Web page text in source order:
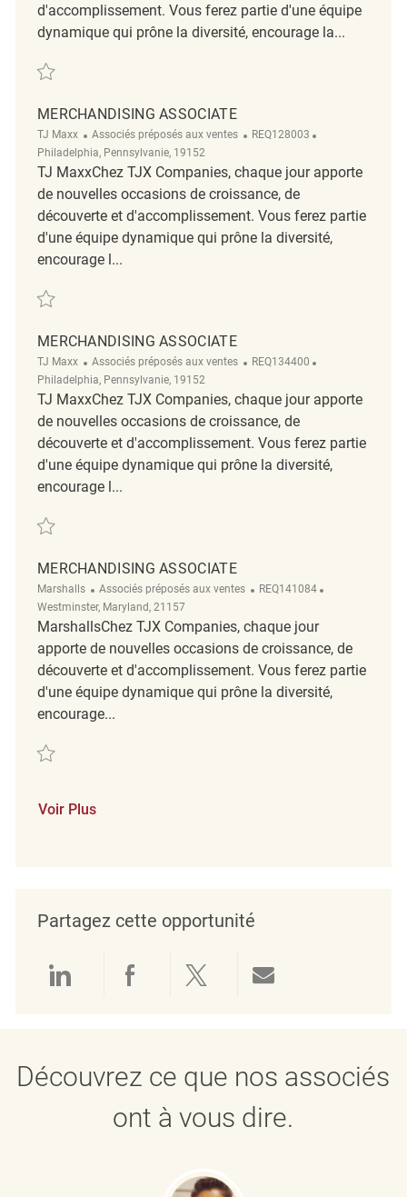
d'accomplissement. Vous ferez partie d'une équipe
dynamique qui prône la diversité, encourage la...
Sauvegarder Merchandise Processing Coordinator Gerrard Square
MERCHANDISING ASSOCIATE
TJ Maxx Catégorie
Associés préposés aux ventes ReqId
REQ128003
Philadelphia, Pennsylvanie, 19152
TJ MaxxChez TJX Companies, chaque jour apporte
de nouvelles occasions de croissance, de
découverte et d'accomplissement. Vous ferez partie
d'une équipe dynamique qui prône la diversité,
encourage l...
Sauvegarder Merchandising Associate REQ128003
MERCHANDISING ASSOCIATE
TJ Maxx Catégorie
Associés préposés aux ventes ReqId
REQ134400
Philadelphia, Pennsylvanie, 19152
TJ MaxxChez TJX Companies, chaque jour apporte
de nouvelles occasions de croissance, de
découverte et d'accomplissement. Vous ferez partie
d'une équipe dynamique qui prône la diversité,
encourage l...
Sauvegarder Merchandising Associate REQ134400
MERCHANDISING ASSOCIATE
Marshalls Catégorie
Associés préposés aux ventes ReqId
REQ141084
Westminster, Maryland, 21157
MarshallsChez TJX Companies, chaque jour
apporte de nouvelles occasions de croissance, de
découverte et d'accomplissement. Vous ferez partie
d'une équipe dynamique qui prône la diversité,
encourage...
Sauvegarder Merchandising Associate REQ141084
Voir Plus
Partagez cette opportunité
Partager via LinkedIn
Partager via Facebook
Partager via twitter
Découvrez ce que nos associés
ont à vous dire.